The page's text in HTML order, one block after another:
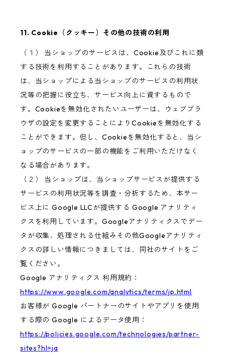
11. Cookie（クッキー）その他の技術の利用
（１） 当ショップのサービスは、Cookie及びこれに類
する技術を利用することがあります。これらの技術
は、当ショップによる当ショップのサービスの利用状
況等の把握に役立ち、サービス向上に資するもので
す。Cookieを無効化されたいユーザーは、ウェブブラ
ウザの設定を変更することによりCookieを無効化する
ことができます。但し、Cookieを無効化すると、当シ
ョップのサービスの一部の機能をご利用いただけなく
なる場合があります。
（２） 当ショップは、当ショップサービスが提供する
サービスの利用状況等を調査・分析するため、本サー
ビス上に Google LLCが提供する Google アナリティ
クスを利用しています。Googleアナリティクスでデー
タが収集、処理される仕組みその他Googleアナリティ
クスの詳しい情報につきましては、同社のサイトをご
覧ください。
Google アナリティクス 利用規約：
https://www.google.com/analytics/terms/jp.html
お客様が Google パートナーのサイトやアプリを使用
する際の Google によるデータ使用：
https://policies.google.com/technologies/partner-
sites?hl=ja